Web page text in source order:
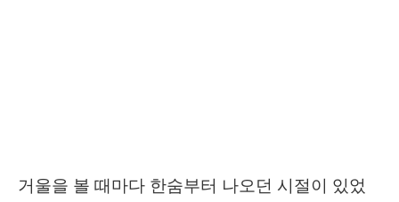
거울을 볼 때마다 한숨부터 나오던 시절이 있었